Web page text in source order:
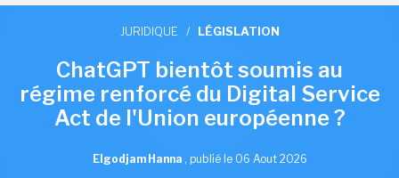
JURIDIQUE / LÉGISLATION
ChatGPT bientôt soumis au
régime renforcé du Digital Service
Act de l'Union européenne ?
Elgodjam Hanna , publié le 06 Aout 2026